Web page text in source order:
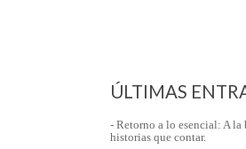
ÚLTIMAS
- Retorno a lo esencial: A la
historias que contar.